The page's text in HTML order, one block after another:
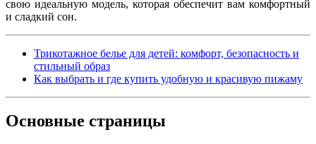
свою идеальную модель, которая обеспечит вам комфортный
и сладкий сон.
Трикотажное белье для детей: комфорт, безопасность и
стильный образ
Как выбрать и где купить удобную и красивую пижаму
Основные страницы